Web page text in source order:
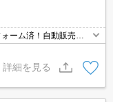
ーム済！自動販売機
詳細を見る